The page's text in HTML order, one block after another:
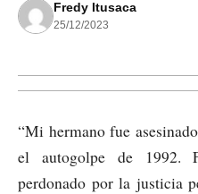
Fredy Itusaca
25/12/2023
“Mi hermano fue
el autogolpe de 1992.
perdonado por la justicia